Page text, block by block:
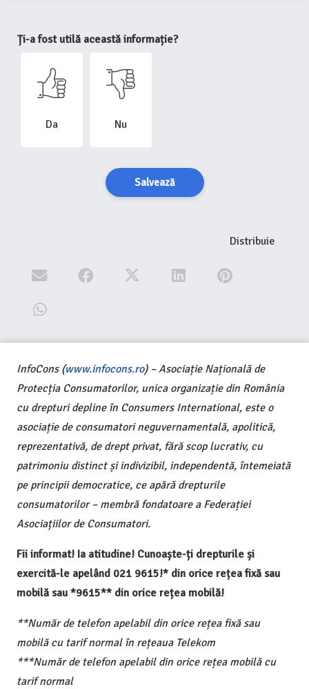
Ți-a fost utilă această informație?
Da Nu
Salvează
Distribuie
InfoCons (www.infocons.ro) – Asociație Națională de
Protecția Consumatorilor, unica organizație din România
cu drepturi depline în Consumers International, este o
asociație de consumatori neguvernamentală, apolitică,
reprezentativă, de drept privat, fără scop lucrativ, cu
patrimoniu distinct și indivizibil, independentă, întemeiată
pe principii democratice, ce apără drepturile
consumatorilor – membră fondatoare a Federației
Asociațiilor de Consumatori.
Fii informat! Ia atitudine! Cunoaște-ți drepturile și
exercită-le apelând 021 9615!* din orice rețea fixă sau
mobilă sau *9615** din orice rețea mobilă!
**Număr de telefon apelabil din orice rețea fixă sau
mobilă cu tarif normal în rețeaua Telekom
***Număr de telefon apelabil din orice rețea mobilă cu
tarif normal